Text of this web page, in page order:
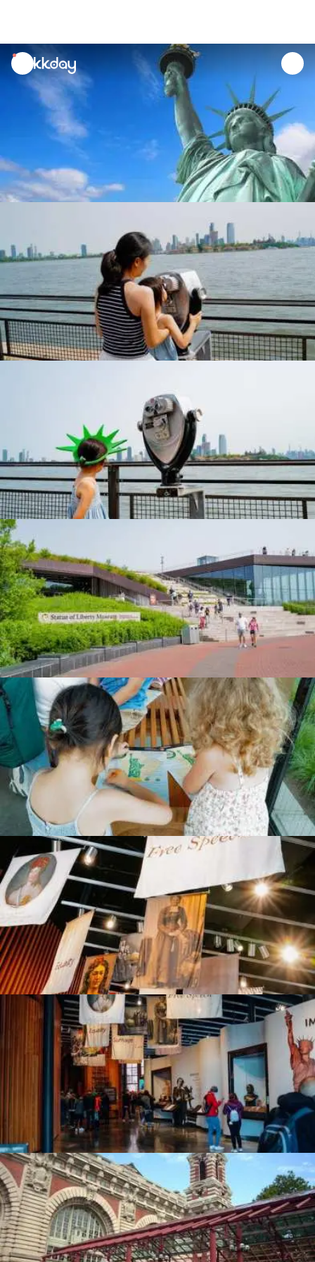
unread
notifications